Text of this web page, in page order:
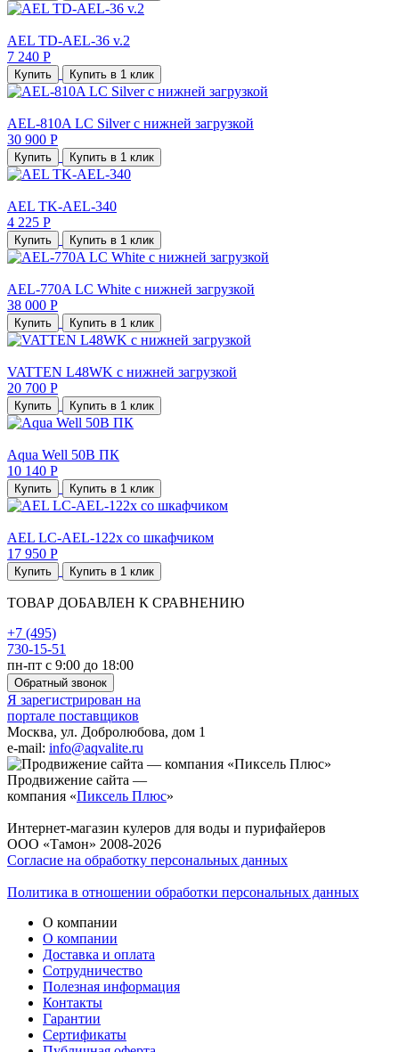
AEL TD-AEL-36 v.2
7 240 Р
Купить Купить в 1 клик
AEL-810A LC Silver с нижней загрузкой
30 900 Р
Купить Купить в 1 клик
AEL TK-AEL-340
4 225 Р
Купить Купить в 1 клик
AEL-770A LC White с нижней загрузкой
38 000 Р
Купить Купить в 1 клик
VATTEN L48WK с нижней загрузкой
20 700 Р
Купить Купить в 1 клик
Aqua Well 50B ПК
10 140 Р
Купить Купить в 1 клик
AEL LC-AEL-122x со шкафчиком
17 950 Р
Купить Купить в 1 клик
ТОВАР ДОБАВЛЕН К СРАВНЕНИЮ
+7 (495)
730-15-51
пн-пт с 9:00 до 18:00
Обратный звонок
Я зарегистрирован на
портале поставщиков
Москва, ул. Добролюбова, дом 1
e-mail: info@aqvalite.ru
Продвижение сайта —
компания «Пиксель Плюс»
Интернет-магазин кулеров для воды и пурифайеров
ООО «Тамон» 2008-2026
Согласие на обработку персональных данных
Политика в отношении обработки персональных данных
О компании
О компании
Доставка и оплата
Сотрудничество
Полезная информация
Контакты
Гарантии
Сертификаты